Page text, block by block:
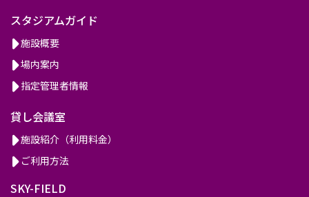
スタジアムガイド
施設概要
場内案内
指定管理者情報
貸し会議室
施設紹介（利用料金）
ご利用方法
SKY-FIELD